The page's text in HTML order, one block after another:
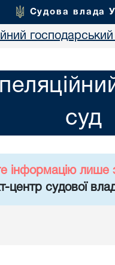
Судова влада
суд
інформацію лише
центр судової